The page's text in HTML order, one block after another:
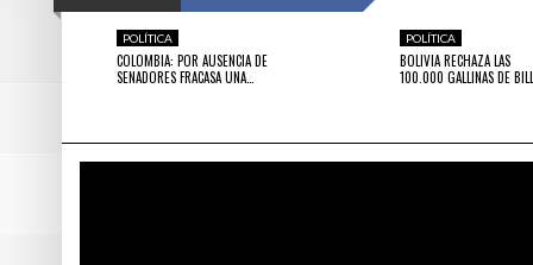
Comprueban
Bolivia
Afirman haber
5 MINUTOS HACE
POLÍTICA
DESTACADO
COLOMBIA: POR AUSENCIA DE SENADORES
FRACASA UNA LEY CONTRA EL AUSENTISMO
UNCATEGORIZED
COMPRUEBAN QUE LOS
LEYES DE NEWTON
POLÍTICA
COLOMBIA: POR AUSENCIA DE
SENADORES FRACASA UNA…
POLÍTICA
BOLIVIA RECHAZA LAS
100.000 GALLINAS DE BILL…